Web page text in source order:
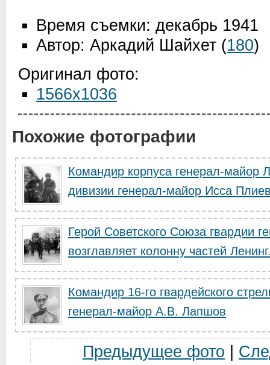
Время съемки: декабрь 1941
Автор: Аркадий Шайхет (180)
Оригинал фото:
1566x1036
Похожие фотографии
Командир корпуса генерал-майор
дивизии генерал-майор Исса
Герой Советского Союза гвардии
возглавляет колонну частей
Командир 16-го гвардейского
генерал-майор А.В. Лапшов
Предыдущее фото